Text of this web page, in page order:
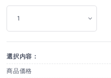
選択内容：
商品価格